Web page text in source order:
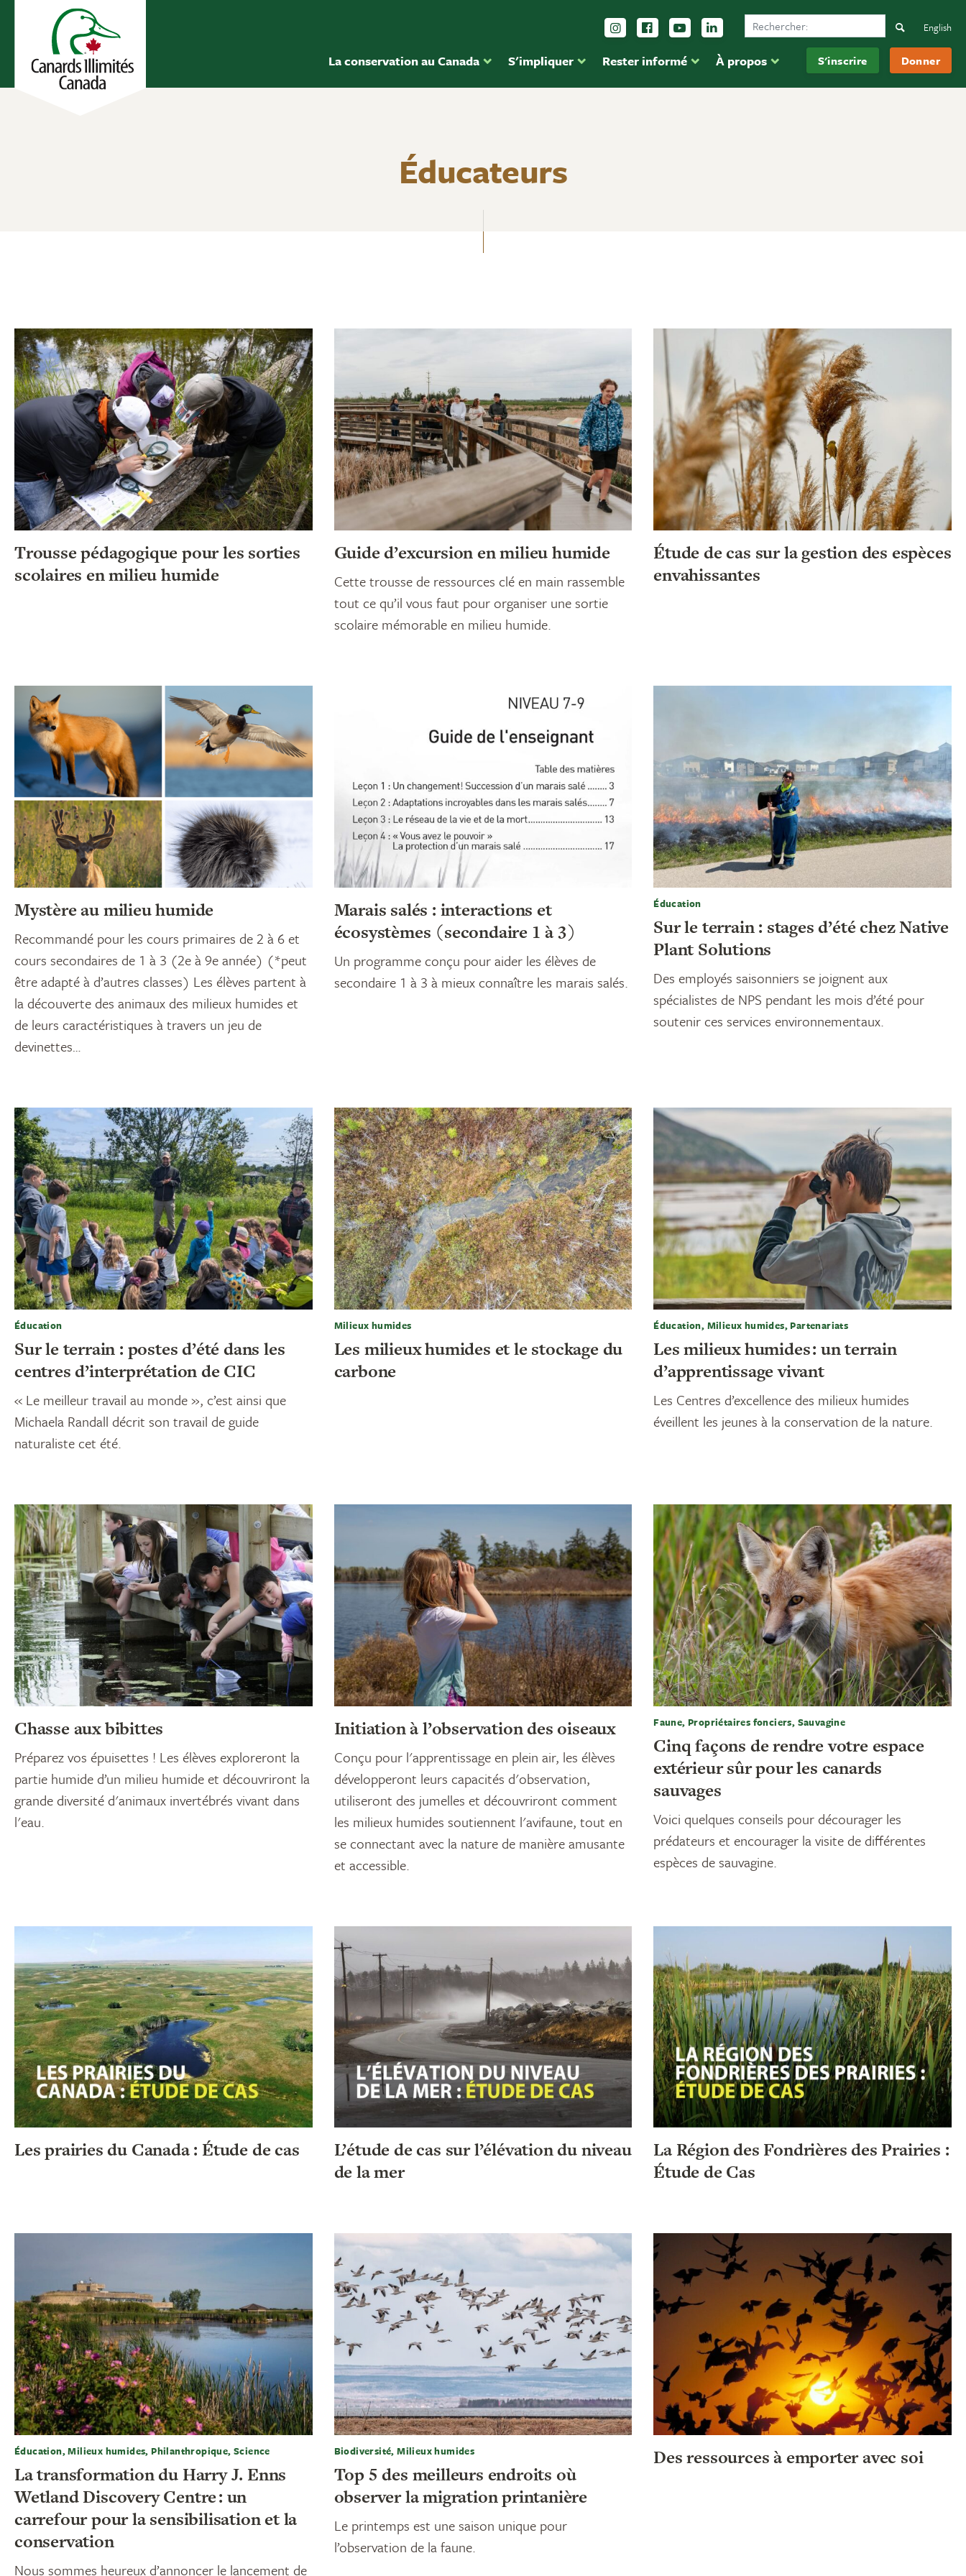
La conservation au Canada S'impliquer Rester informé À propos S'inscrire Donner
Suivez-nous sur Instagram
Suivez-nous sur Facebook
Inscrivez-vous sur YouTube
Suivez-nous sur LinkedIn
Search Ducks Unlimited CanadaSearch
English
Éducateurs
Trousse pédagogique pour les sorties
scolaires en milieu humide
Guide d’excursion en milieu humide
Cette trousse de ressources clé en main rassemble
tout ce qu’il vous faut pour organiser une sortie
scolaire mémorable en milieu humide.
Étude de cas sur la gestion des espèces
envahissantes
Mystère au milieu humide
Recommandé pour les cours primaires de 2 à 6 et
cours secondaires de 1 à 3 (2e à 9e année) (*peut
être adapté à d’autres classes) Les élèves partent à
la découverte des animaux des milieux humides et
de leurs caractéristiques à travers un jeu de
devinettes…
Marais salés : interactions et
écosystèmes (secondaire 1 à 3)
Un programme conçu pour aider les élèves de
secondaire 1 à 3 à mieux connaître les marais salés.
Éducation
Sur le terrain : stages d’été chez Native
Plant Solutions
Des employés saisonniers se joignent aux
spécialistes de NPS pendant les mois d’été pour
soutenir ces services environnementaux.
Éducation
Sur le terrain : postes d’été dans les
centres d’interprétation de CIC
« Le meilleur travail au monde », c’est ainsi que
Michaela Randall décrit son travail de guide
naturaliste cet été.
Milieux humides
Les milieux humides et le stockage du
carbone
Éducation, Milieux humides, Partenariats
Les milieux humides : un terrain
d’apprentissage vivant
Les Centres d’excellence des milieux humides
éveillent les jeunes à la conservation de la nature.
Chasse aux bibittes
Préparez vos épuisettes ! Les élèves exploreront la
partie humide d’un milieu humide et découvriront la
grande diversité d'animaux invertébrés vivant dans
l'eau.
Initiation à l’observation des oiseaux
Conçu pour l'apprentissage en plein air, les élèves
développeront leurs capacités d'observation,
utiliseront des jumelles et découvriront comment
les milieux humides soutiennent l'avifaune, tout en
se connectant avec la nature de manière amusante
et accessible.
Faune, Propriétaires fonciers, Sauvagine
Cinq façons de rendre votre espace
extérieur sûr pour les canards
sauvages
Voici quelques conseils pour décourager les
prédateurs et encourager la visite de différentes
espèces de sauvagine.
Les prairies du Canada : Étude de cas
L’étude de cas sur l’élévation du niveau
de la mer
La Région des Fondrières des Prairies :
Étude de Cas
Éducation, Milieux humides, Philanthropique, Science
La transformation du Harry J. Enns
Wetland Discovery Centre : un
carrefour pour la sensibilisation et la
conservation
Nous sommes heureux d’annoncer le lancement de
Biodiversité, Milieux humides
Top 5 des meilleurs endroits où
observer la migration printanière
Le printemps est une saison unique pour
l’observation de la faune.
Des ressources à emporter avec soi